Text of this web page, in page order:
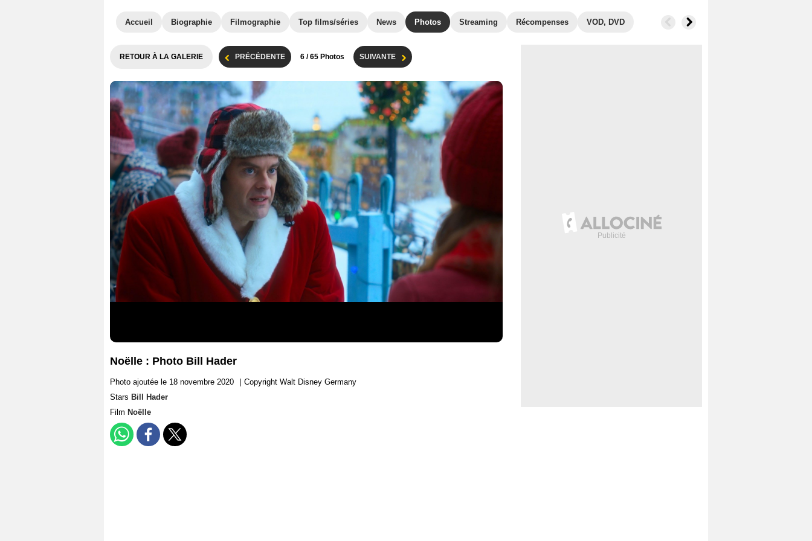
Accueil Biographie Filmographie Top films/séries News Photos Streaming Récompenses VOD, DVD
RETOUR À LA GALERIE PRÉCÉDENTE 6 / 65 Photos SUIVANTE
Noëlle : Photo Bill Hader
Photo ajoutée le 18 novembre 2020
Copyright Walt Disney Germany
Stars Bill Hader
Film Noëlle